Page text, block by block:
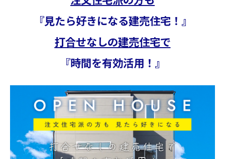
∟家づくりの流れ
∟規格型・高性能住宅『Waffle』
宿泊型モデルハウス
『見たら好きになる建売住宅！ 』
打合せなしの建売住宅で
『時間を有効活用！ 』